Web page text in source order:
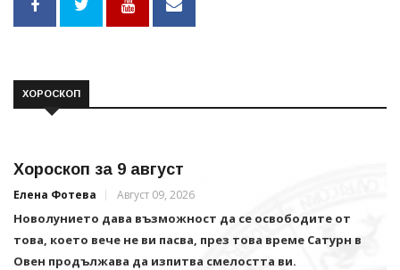
ХОРОСКОП
Хороскоп за 9 август
Елена Фотева Август 09, 2026
Новолунието дава възможност да се освободите от
това, което вече не ви пасва, през това време Сатурн в
Овен продължава да изпитва смелостта ви.